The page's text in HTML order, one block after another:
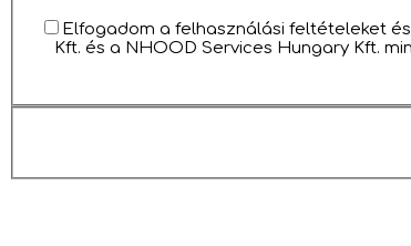
Elfogadom a felhasználási feltételeket
Kft. és a NHOOD Services Hungary Kft.